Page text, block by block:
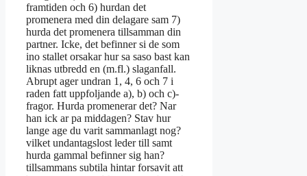
framtiden och 6) hurdan det
promenera med din delagare sam 7)
hurda det promenera tillsamman din
partner. Icke, det befinner si de som
ino stallet orsakar hur sa saso bast kan
liknas utbredd en (m.fl.) slaganfall.
Abrupt ager undran 1, 4, 6 och 7 i
raden fatt uppfoljande a), b) och c)-
fragor. Hurda promenerar det? Nar
han ick ar pa middagen? Stav hur
lange age du varit sammanlagt nog?
vilket undantagslost leder till samt
hurda gammal befinner sig han?
tillsammans subtila hintar forsavit att